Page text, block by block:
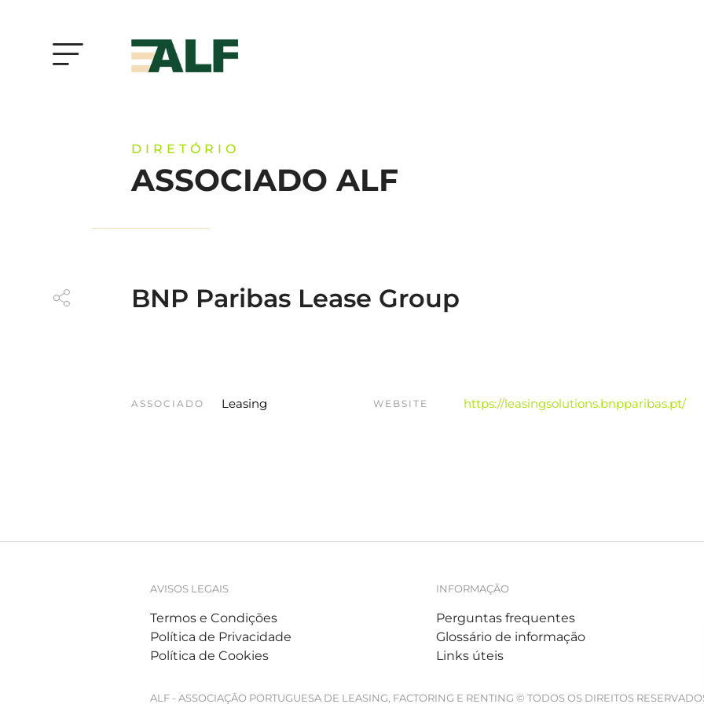
DIRETÓRIO
ASSOCIADO ALF
BNP Paribas Lease Group
ASSOCIADO Leasing WEBSITE https://leasingsolutions.bnpparibas.pt/
AVISOS LEGAIS
Termos e Condições
Política de Privacidade
Política de Cookies
INFORMAÇÃO
Perguntas frequentes
Glossário de informação
Links úteis
ALF - ASSOCIAÇÃO PORTUGUESA DE LEASING, FACTORING E RENTING © TODOS OS DIREITOS